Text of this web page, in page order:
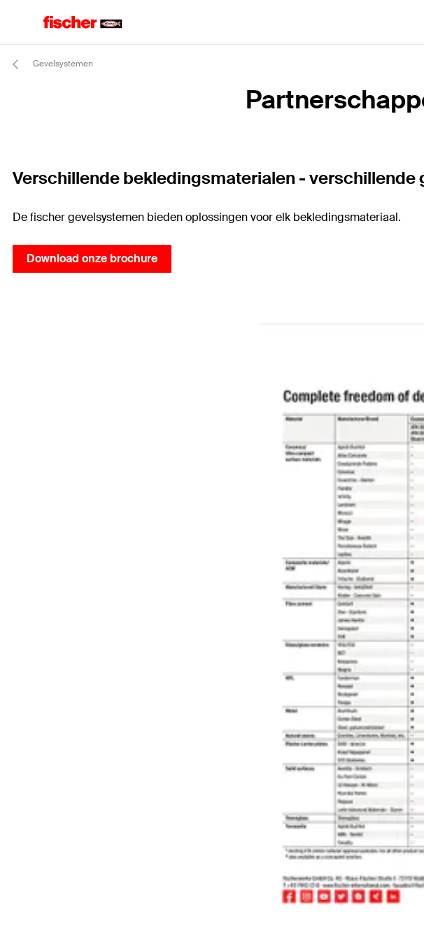
Gevelsystemen
Verschillende bekledingsmaterialen -
De fischer gevelsystemen bieden oplossingen voor elk bekledingsmateriaal.
Download onze brochure